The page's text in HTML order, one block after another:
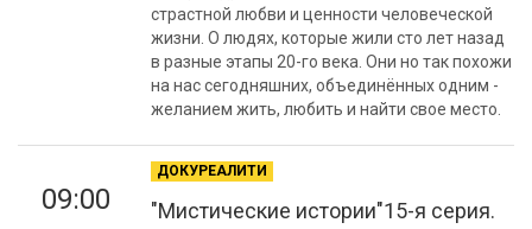
страстной любви и ценности человеческой
жизни. О людях, которые жили сто лет назад
в разные этапы 20-го века. Они но так похожи
на нас сегодняшних, объединённых одним -
желанием жить, любить и найти свое место.
09:00
ДОКУРЕАЛИТИ
"Мистические истории"15-я серия.